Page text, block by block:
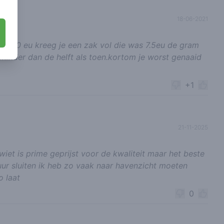
20 eu kreeg je een zak vol die was 7.5eu de gram
dan de helft als toen.kortom je worst genaaid
+1
is prime geprijst voor de kwaliteit maar het beste
sluiten ik heb zo vaak naar havenzicht moeten
laat
0